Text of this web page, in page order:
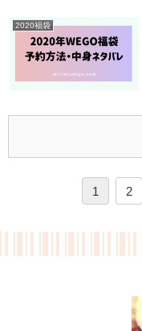
2020福袋
1 2